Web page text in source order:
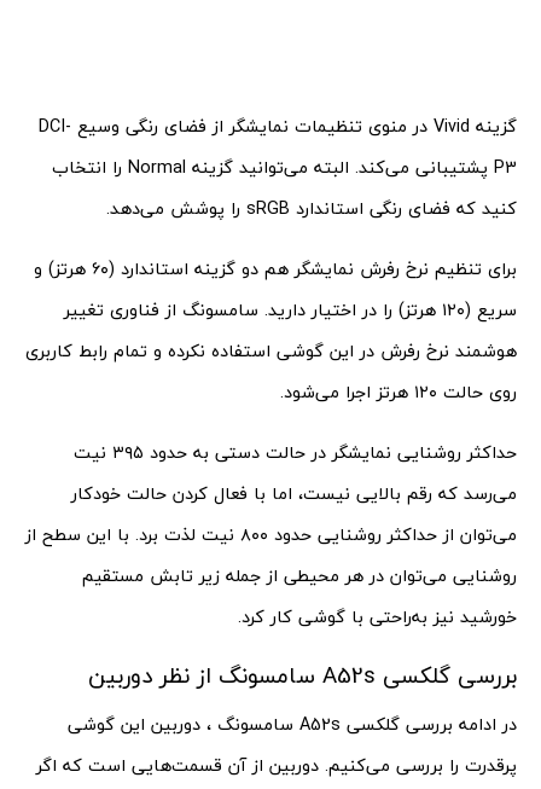
گزینه Vivid در منوی تنظیمات نمایشگر از فضای رنگی وسیع DCI-
P3 پشتیبانی می‌کند. البته می‌توانید گزینه Normal را انتخاب
کنید که فضای رنگی استاندارد sRGB را پوشش می‌دهد.
برای تنظیم نرخ رفرش نمایشگر هم دو گزینه استاندارد (۶۰ هرتز) و
سریع (۱۲۰ هرتز) را در اختیار دارید. سامسونگ از فناوری تغییر
هوشمند نرخ رفرش در این گوشی استفاده نکرده و تمام رابط کاربری
روی حالت ۱۲۰ هرتز اجرا می‌شود.
حداکثر روشنایی نمایشگر در حالت دستی به حدود ۳۹۵ نیت
می‌رسد که رقم بالایی نیست، اما با فعال کردن حالت خودکار
می‌توان از حداکثر روشنایی حدود ۸۰۰ نیت لذت برد. با این سطح از
روشنایی می‌توان در هر محیطی از جمله زیر تابش مستقیم
خورشید نیز به‌راحتی با گوشی کار کرد.
بررسی گلکسی A52s سامسونگ از نظر دوربین
در ادامه بررسی گلکسی A52s سامسونگ ، دوربین این گوشی
پرقدرت را بررسی می‌کنیم. دوربین از آن قسمت‌هایی است که اگر